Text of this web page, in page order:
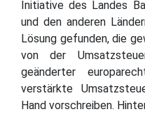
Initiative des Landes
und den anderen
Lösung gefunden, die
von der
geänderter
verstärkte
Hand vorschreiben.